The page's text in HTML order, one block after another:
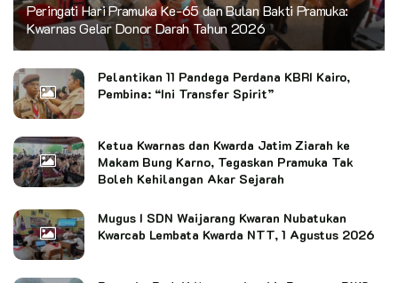
Peringati Hari Pramuka Ke-65 dan Bulan Bakti Pramuka:
Kwarnas Gelar Donor Darah Tahun 2026
Pelantikan 11 Pandega Perdana KBRI Kairo,
Pembina: “Ini Transfer Spirit”
Ketua Kwarnas dan Kwarda Jatim Ziarah ke
Makam Bung Karno, Tegaskan Pramuka Tak
Boleh Kehilangan Akar Sejarah
Mugus I SDN Waijarang Kwaran Nubatukan
Kwarcab Lembata Kwarda NTT, 1 Agustus 2026